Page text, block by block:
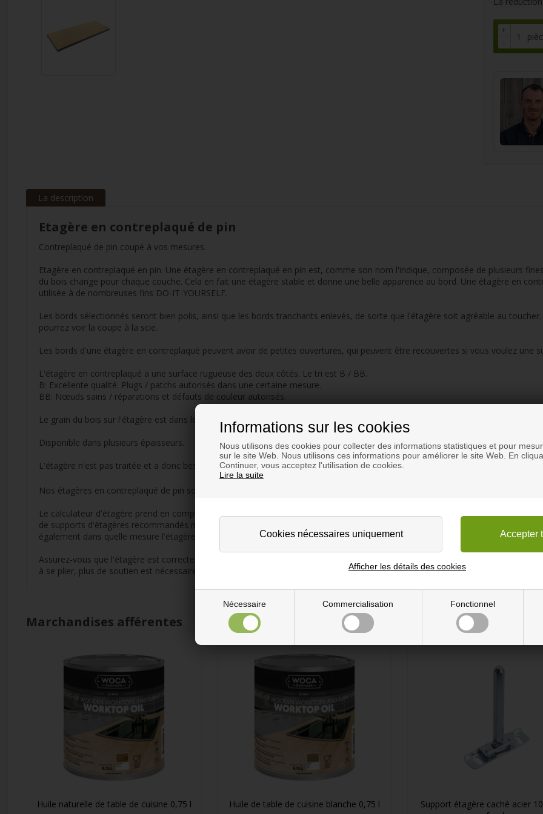
Informations sur les cookies
Nous utilisons des cookies pour collecter des informations statistiques et pour
sur le site Web. Nous utilisons ces informations pour améliorer le site Web. En
Continuer, vous acceptez l'utilisation de cookies.
Lire la suite
Nécessaire Commercialisation Fonctionnel
Afficher les détails des cookies
+
-
La description
Etagère en contreplaqué de pin
Contreplaqué de pin coupé à vos mesures.
Etagère en contreplaqué en pin. Une étagère en contreplaqué en pin est, comme son nom l'indique, composée de plusieurs
du bois change pour chaque couche. Cela en fait une étagère stable et donne une belle apparence au bord. Une étagère en
utilisée à de nombreuses fins DO-IT-YOURSELF.
Les bords sélectionnés seront bien polis, ainsi que les bords tranchants enlevés, de sorte que l'étagère soit agréable au
pourrez voir la coupe à la scie.
Les bords d'une étagère en contreplaqué peuvent avoir de petites ouvertures, qui peuvent être recouvertes si vous voulez une
L'étagère en contreplaqué a une surface rugueuse des deux côtés. Le tri est B / BB.
B: Excellente qualité. Plugs / patchs autorisés dans une certaine mesure.
BB: Nœuds sains / réparations et défauts de couleur autorisés.
Le grain du bois sur l'étagère est dans le sens longitudinal.
Disponible dans plusieurs épaisseurs.
L'étagère n'est pas traitée et a donc besoin de vernis, de savon ou d'huile.
Nos étagères en contreplaqué de pin sont taillées dans du bois de pin certifié PEFC
Le calculateur d'étagère prend en compte le nombre de supports à utiliser en fonction de l'épaisseur de l'étagère. Plus
de supports d'étagères recommandés n'est qu'indicatif, si l'étagère porte un poids important, des supports supplémentaires
également dans quelle mesure l'étagère peut être affectée par le poids.
Assurez-vous que l'étagère est correctement soutenue. Cela dépend de l'épaisseur et de la taille de l'étagère, ainsi que de la
à se plier, plus de soutien est nécessaire.
Marchandises afférentes
Huile naturelle de table de cuisine 0,75 l Huile de table de cuisine blanche 0,75 l
Support étagère caché acier